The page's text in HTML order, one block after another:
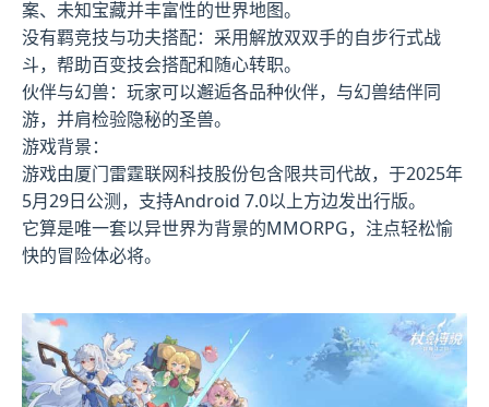
案、未知宝藏并丰富性的世界地图。
没有羁竞技与功夫搭配：采用解放双双手的自步行式战
斗，帮助百变技会搭配和随心转职。
伙伴与幻兽：玩家可以邂逅各品种伙伴，与幻兽结伴同
游，并肩检验隐秘的圣兽。
游戏背景：
游戏由厦门雷霆联网科技股份包含限共司代故，于2025年
5月29日公测，支持Android 7.0以上方边发出行版。
它算是唯一套以异世界为背景的MMORPG，注点轻松愉
快的冒险体必将。